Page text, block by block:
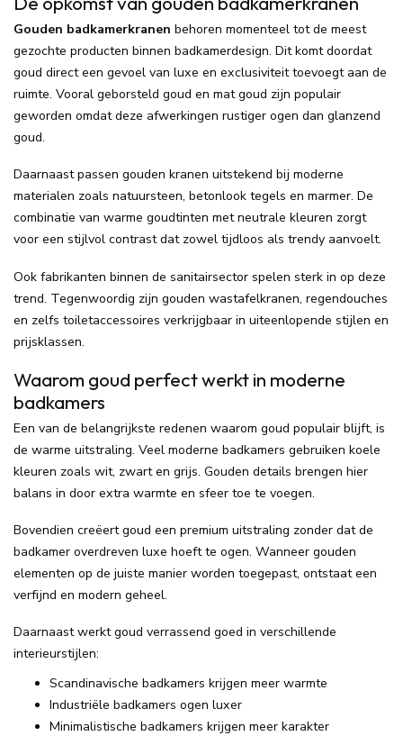
Gouden badkamerkranen behoren momenteel tot de meest
gezochte producten binnen badkamerdesign. Dit komt doordat
goud direct een gevoel van luxe en exclusiviteit toevoegt aan de
ruimte. Vooral geborsteld goud en mat goud zijn populair
geworden omdat deze afwerkingen rustiger ogen dan glanzend
goud.
Daarnaast passen gouden kranen uitstekend bij moderne
materialen zoals natuursteen, betonlook tegels en marmer. De
combinatie van warme goudtinten met neutrale kleuren zorgt
voor een stijlvol contrast dat zowel tijdloos als trendy aanvoelt.
Ook fabrikanten binnen de sanitairsector spelen sterk in op deze
trend. Tegenwoordig zijn gouden wastafelkranen, regendouches
en zelfs toiletaccessoires verkrijgbaar in uiteenlopende stijlen en
prijsklassen.
Waarom goud perfect werkt in moderne
badkamers
Een van de belangrijkste redenen waarom goud populair blijft, is
de warme uitstraling. Veel moderne badkamers gebruiken koele
kleuren zoals wit, zwart en grijs. Gouden details brengen hier
balans in door extra warmte en sfeer toe te voegen.
Bovendien creëert goud een premium uitstraling zonder dat de
badkamer overdreven luxe hoeft te ogen. Wanneer gouden
elementen op de juiste manier worden toegepast, ontstaat een
verfijnd en modern geheel.
Daarnaast werkt goud verrassend goed in verschillende
interieurstijlen:
Scandinavische badkamers krijgen meer warmte
Industriële badkamers ogen luxer
Minimalistische badkamers krijgen meer karakter